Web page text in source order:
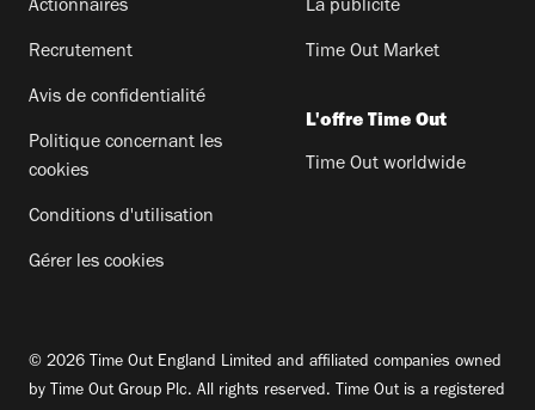
Actionnaires
Recrutement
Avis de confidentialité
Politique concernant les
cookies
Conditions d'utilisation
Gérer les cookies
La publicité
Time Out Market
L'offre Time Out
Time Out worldwide
© 2026 Time Out England Limited and affiliated companies owned
by Time Out Group Plc. All rights reserved. Time Out is a registered